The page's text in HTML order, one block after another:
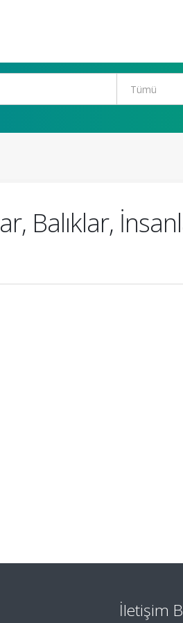
Balıklar,
İletişim